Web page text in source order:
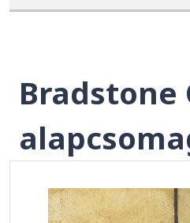
Bradstone